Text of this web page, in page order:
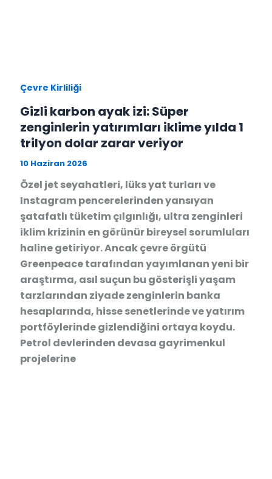
Çevre Kirliliği
Gizli karbon ayak izi: Süper
zenginlerin yatırımları iklime yılda 1
trilyon dolar zarar veriyor
10 Haziran 2026
Özel jet seyahatleri, lüks yat turları ve
Instagram pencerelerinden yansıyan
şatafatlı tüketim çılgınlığı, ultra zenginleri
iklim krizinin en görünür bireysel sorumluları
haline getiriyor. Ancak çevre örgütü
Greenpeace tarafından yayımlanan yeni bir
araştırma, asıl suçun bu gösterişli yaşam
tarzlarından ziyade zenginlerin banka
hesaplarında, hisse senetlerinde ve yatırım
portföylerinde gizlendiğini ortaya koydu.
Petrol devlerinden devasa gayrimenkul
projelerine